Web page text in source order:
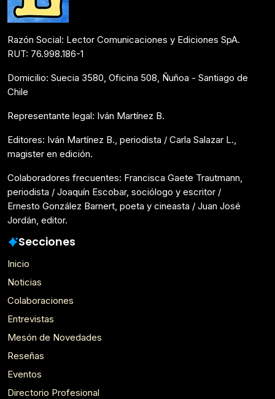
Razón Social: Lector Comunicaciones y Ediciones SpA.
RUT: 76.998.186-1
Domicilio: Suecia 3580, Oficina 508, Ñuñoa - Santiago de
Chile
Representante legal: Iván Martínez B.
Editores: Iván Martínez B., periodista / Carla Salazar L.,
magister en edición.
Colaboradores frecuentes: Francisca Gaete Trautmann,
periodista / Joaquín Escobar, sociólogo y escritor /
Ernesto González Barnert, poeta y cineasta / Juan José
Jordán, editor.
Secciones
Inicio
Noticias
Colaboraciones
Entrevistas
Mesón de Novedades
Reseñas
Eventos
Directorio Profesional